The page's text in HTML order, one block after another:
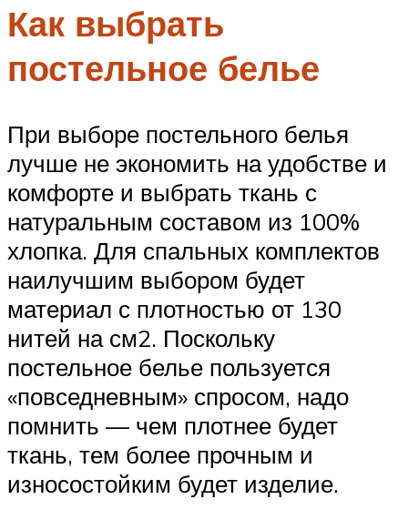
Как выбрать
постельное белье
При выборе постельного белья
лучше не экономить на удобстве и
комфорте и выбрать ткань с
натуральным составом из 100%
хлопка. Для спальных комплектов
наилучшим выбором будет
материал с плотностью от 130
нитей на см2. Поскольку
постельное белье пользуется
«повседневным» спросом, надо
помнить — чем плотнее будет
ткань, тем более прочным и
износостойким будет изделие.